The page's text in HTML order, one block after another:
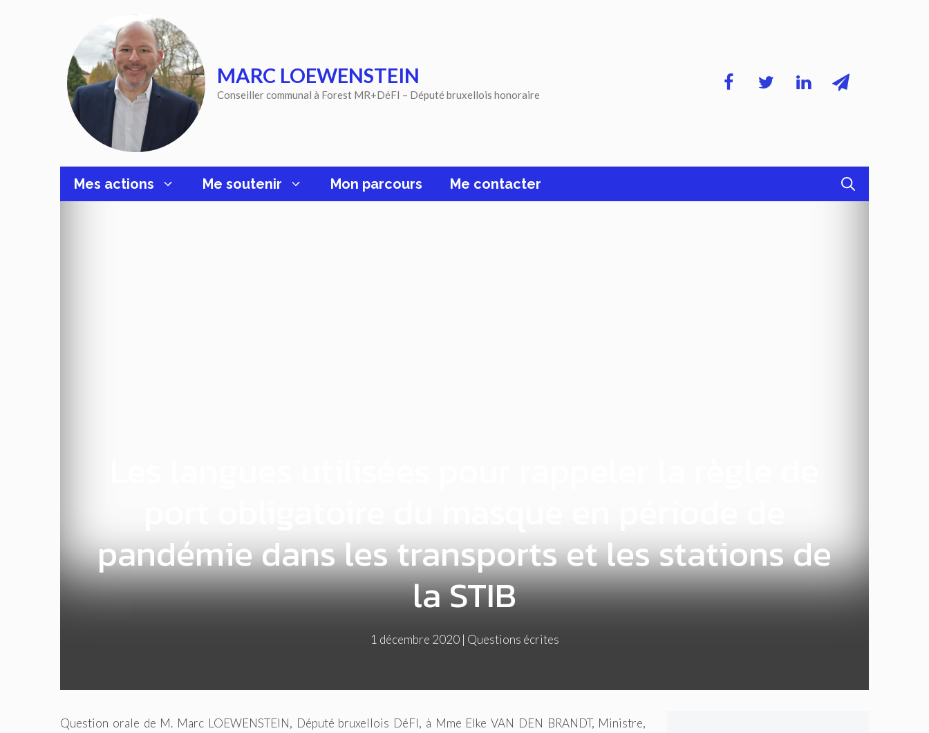
MARC LOEWENSTEIN
Conseiller communal à Forest MR+DéFI – Député bruxellois honoraire
Mes actions Me soutenir Mon parcours Me contacter
pandémie dans les transports et les stations de
la STIB
1 décembre 2020| Questions écrites
Question orale de M. Marc LOEWENSTEIN, Député bruxellois DéFI, à Mme Elke VAN DEN BRANDT, Ministre,